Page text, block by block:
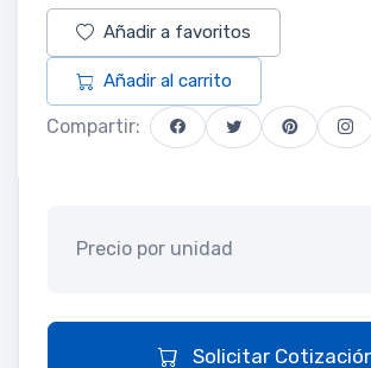
Añadir a favoritos
Añadir al carrito
Compartir:
Precio por unidad
Solicitar